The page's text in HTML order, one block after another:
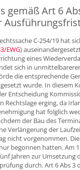
gemäß Art 6
C-254/19 hat
EWG)
eines
sich in
die entsprechende
wurde. In diesem
Entscheidung
Rechtslage erging, da
hat folglich
der Bau des
Verlängerung der
nicht vorgenommen.
begonnen hatten. Am
Jahren zur Umsetzung
durch. Art 6 Abs